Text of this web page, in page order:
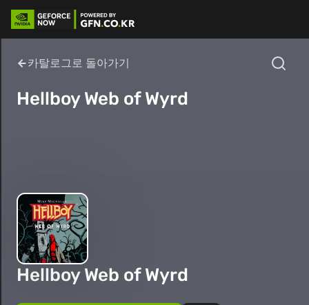
카탈로그로 돌아가기
Hellboy Web of Wyrd
Hellboy Web of Wyrd